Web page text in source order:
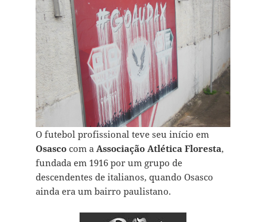
O futebol profissional teve seu início em
Osascocom a Associação Atlética Floresta,
fundada em 1916 por um grupo de
descendentes de italianos, quando Osasco
ainda era um bairro paulistano.